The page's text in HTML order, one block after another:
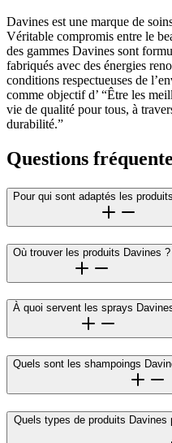
Davines est une marque de
Véritable compromis entre le
des gammes Davines sont
fabriqués avec des énergies
conditions respectueuses de
comme objectif d’ “Être les
vie de qualité pour tous, à
durabilité.”
Questions
Pour qui sont adaptés les
Où trouver les produits Davines ?
À quoi servent les sprays
Quels sont les shampoings
Quels types de produits Davines